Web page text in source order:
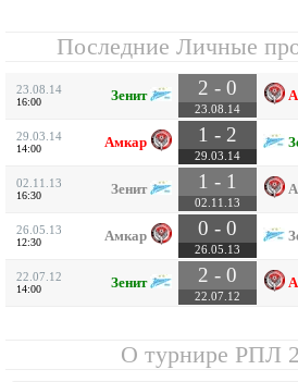
Последние Личные
23.08.14
16:00 Зенит 2 - 0
23.08.14
29.03.14
14:00 Амкар 1 - 2
29.03.14
02.11.13
16:30 Зенит 1 - 1
02.11.13
26.05.13
12:30 Амкар 0 - 0
26.05.13
22.07.12
14:00 Зенит 2 - 0
22.07.12
О турнире РПЛ